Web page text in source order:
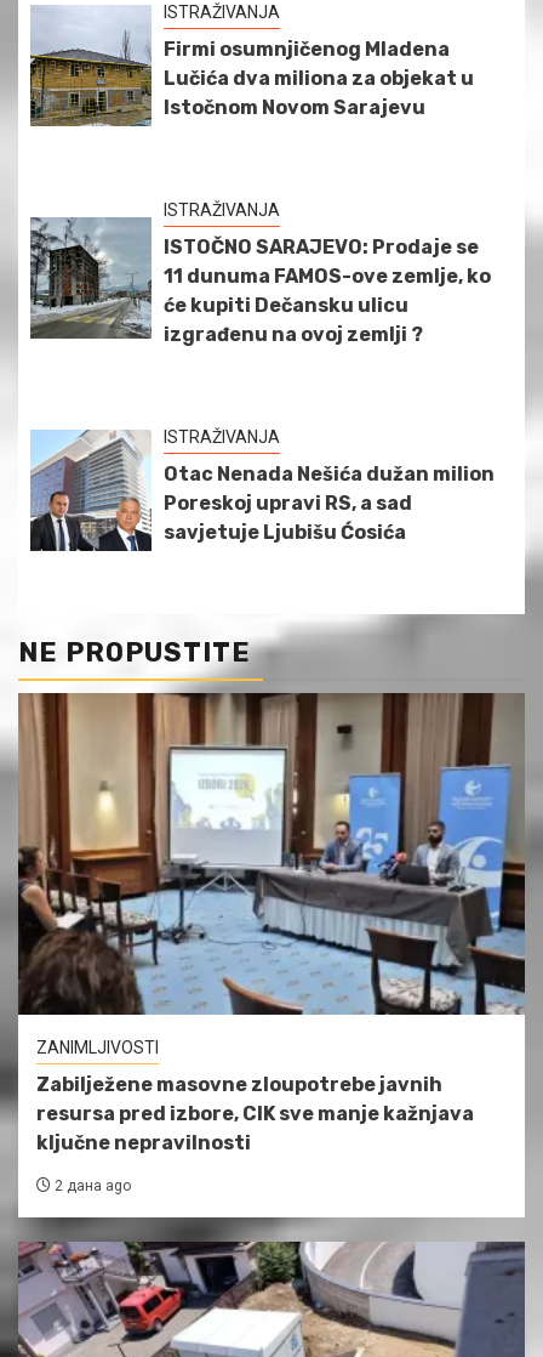
ISTRAŽIVANJA
Firmi osumnjičenog Mladena
Lučića dva miliona za objekat u
Istočnom Novom Sarajevu
ISTRAŽIVANJA
ISTOČNO SARAJEVO: Prodaje se
11 dunuma FAMOS-ove zemlje, ko
će kupiti Dečansku ulicu
izgrađenu na ovoj zemlji ?
ISTRAŽIVANJA
Otac Nenada Nešića dužan milion
Poreskoj upravi RS, a sad
savjetuje Ljubišu Ćosića
NE PROPUSTITE
ZANIMLJIVOSTI
Zabilježene masovne zloupotrebe javnih
resursa pred izbore, CIK sve manje kažnjava
ključne nepravilnosti
2 дана ago